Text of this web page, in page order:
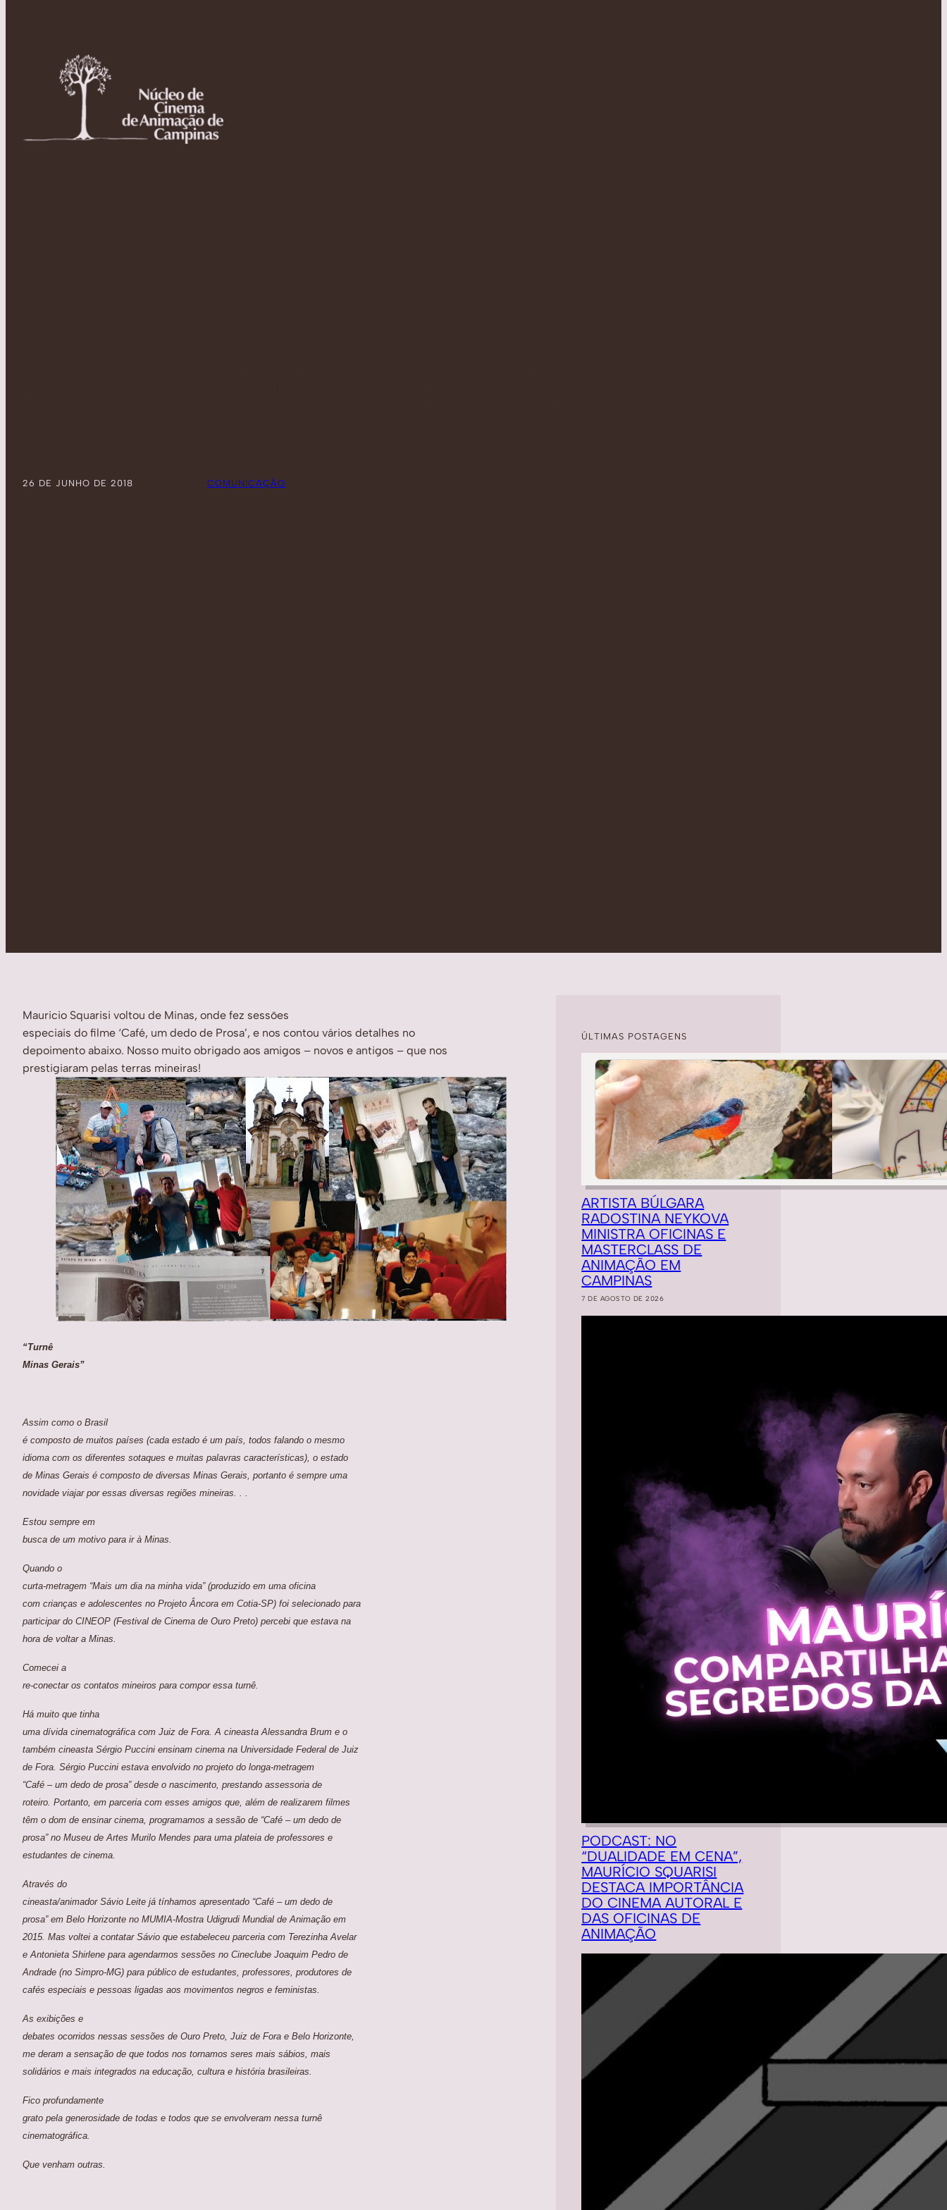
26 DE JUNHO DE 2018 COMUNICAÇÃO
Mauricio Squarisi voltou de Minas, onde fez sessões
especiais do filme ‘Café, um dedo de Prosa’, e nos contou vários detalhes no
depoimento abaixo. Nosso muito obrigado aos amigos – novos e antigos – que nos
prestigiaram pelas terras mineiras!
“Turnê
Minas Gerais”
Assim como o Brasil
é composto de muitos países (cada estado é um país, todos falando o mesmo
idioma com os diferentes sotaques e muitas palavras características), o estado
de Minas Gerais é composto de diversas Minas Gerais, portanto é sempre uma
novidade viajar por essas diversas regiões mineiras. . .
Estou sempre em
busca de um motivo para ir à Minas.
Quando o
curta-metragem “Mais um dia na minha vida” (produzido em uma oficina
com crianças e adolescentes no Projeto Âncora em Cotia-SP) foi selecionado para
participar do CINEOP (Festival de Cinema de Ouro Preto) percebi que estava na
hora de voltar a Minas.
Comecei a
re-conectar os contatos mineiros para compor essa turnê.
Há muito que tinha
uma dívida cinematográfica com Juiz de Fora. A cineasta Alessandra Brum e o
também cineasta Sérgio Puccini ensinam cinema na Universidade Federal de Juiz
de Fora. Sérgio Puccini estava envolvido no projeto do longa-metragem
“Café – um dedo de prosa” desde o nascimento, prestando assessoria de
roteiro. Portanto, em parceria com esses amigos que, além de realizarem filmes
têm o dom de ensinar cinema, programamos a sessão de “Café – um dedo de
prosa” no Museu de Artes Murilo Mendes para uma plateia de professores e
estudantes de cinema.
Através do
cineasta/animador Sávio Leite já tínhamos apresentado “Café – um dedo de
prosa” em Belo Horizonte no MUMIA-Mostra Udigrudi Mundial de Animação em
2015. Mas voltei a contatar Sávio que estabeleceu parceria com Terezinha Avelar
e Antonieta Shirlene para agendarmos sessões no Cineclube Joaquim Pedro de
Andrade (no Simpro-MG) para público de estudantes, professores, produtores de
cafés especiais e pessoas ligadas aos movimentos negros e feministas.
As exibições e
debates ocorridos nessas sessões de Ouro Preto, Juiz de Fora e Belo Horizonte,
me deram a sensação de que todos nos tornamos seres mais sábios, mais
solidários e mais integrados na educação, cultura e história brasileiras.
Fico profundamente
grato pela generosidade de todas e todos que se envolveram nessa turnê
cinematográfica.
Que venham outras.
ÚLTIMAS POSTAGENS
ARTISTA BÚLGARA
RADOSTINA NEYKOVA
MINISTRA OFICINAS E
MASTERCLASS DE
ANIMAÇÃO EM
CAMPINAS
7 DE AGOSTO DE 2026
PODCAST: NO
“DUALIDADE EM CENA”,
MAURÍCIO SQUARISI
DESTACA IMPORTÂNCIA
DO CINEMA AUTORAL E
DAS OFICINAS DE
ANIMAÇÃO